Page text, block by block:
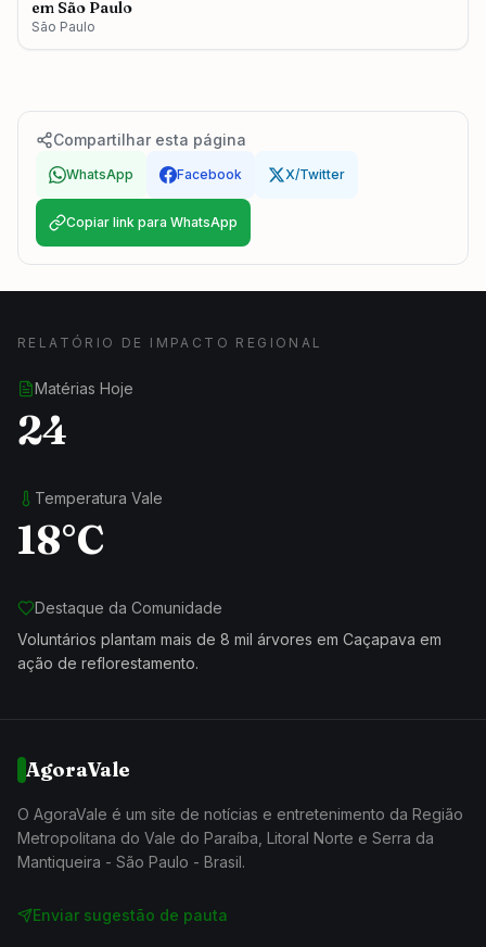
em São Paulo
São Paulo
Compartilhar esta página
WhatsApp Facebook X/Twitter
Copiar link para WhatsApp
RELATÓRIO DE IMPACTO REGIONAL
Matérias Hoje
24
Temperatura Vale
18°C
Destaque da Comunidade
Voluntários plantam mais de 8 mil árvores em Caçapava em
ação de reflorestamento.
AgoraVale
O AgoraVale é um site de notícias e entretenimento da Região
Metropolitana do Vale do Paraíba, Litoral Norte e Serra da
Mantiqueira - São Paulo - Brasil.
Enviar sugestão de pauta